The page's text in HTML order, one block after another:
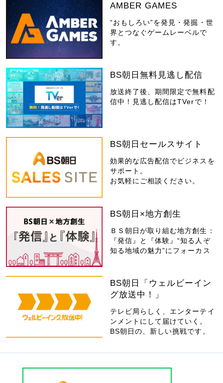
AMBER GAMES
“おもしろい”を発見・発掘・世
界とつなぐゲームレーベルで
す。
BS朝日無料見逃し配信
放送終了後、期間限定で無料配
信中！見逃し配信はTVerで！
BS朝日セールスサイト
効果的な広告配信でビジネスを
サポート。
お気軽にご相談ください。
BS朝日×地方創生
ＢＳ朝日が取り組む地方創生：
『発信』と『体験』“知る人ぞ
知る地域の魅力”にフォーカス
BS朝日「ウェルビーイン
グ放送中！」
テレビ局らしく、エンターテイ
ンメントにして届けていく。
BS朝日の、新しい挑戦です。